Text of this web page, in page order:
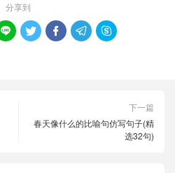
分享到
    
下一篇
春天像什么的比喻句仿写句子(精
选32句)